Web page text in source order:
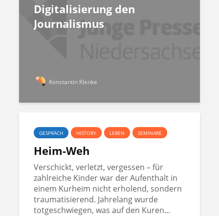
Digitalisierung den
Journalismus
Konstantin Klenke
GESPRÄCH HISTORY LEBEN SEMINARE
Heim-Weh
Verschickt, verletzt, vergessen – für
zahlreiche Kinder war der Aufenthalt in
einem Kurheim nicht erholend, sondern
traumatisierend. Jahrelang wurde
totgeschwiegen, was auf den Kuren...